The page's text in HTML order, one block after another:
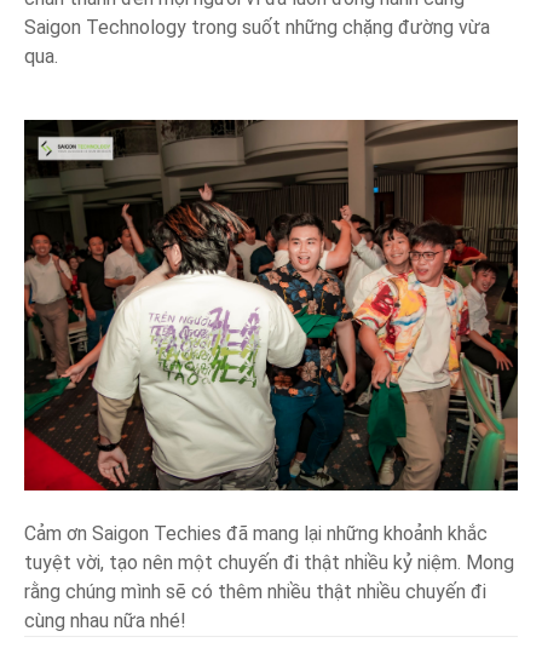
Saigon Technology trong suốt những chặng đường vừa
qua.
Cảm ơn Saigon Techies đã mang lại những khoảnh khắc
tuyệt vời, tạo nên một chuyến đi thật nhiều kỷ niệm. Mong
rằng chúng mình sẽ có thêm nhiều thật nhiều chuyến đi
cùng nhau nữa nhé!